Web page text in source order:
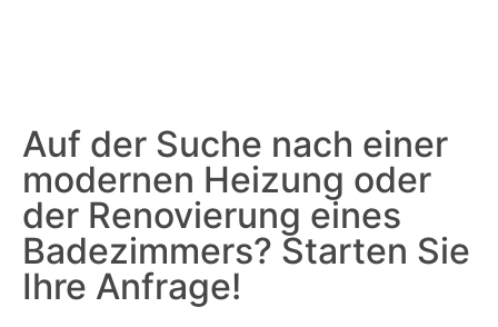
Auf der Suche nach einer
mo­dernen Heizung oder
der Re­no­vierung eines
Badezimmers? Starten Sie
Ihre Anfrage!